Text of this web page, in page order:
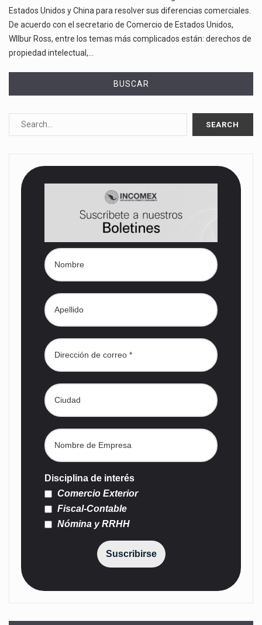
Estados Unidos y China para resolver sus diferencias comerciales.
De acuerdo con el secretario de Comercio de Estados Unidos,
WIlbur Ross, entre los temas más complicados están: derechos de
propiedad intelectual,…
BUSCAR
Disciplina de interés
Comercio Exterior
Fiscal-Contable
Nómina y RRHH
Suscribirse